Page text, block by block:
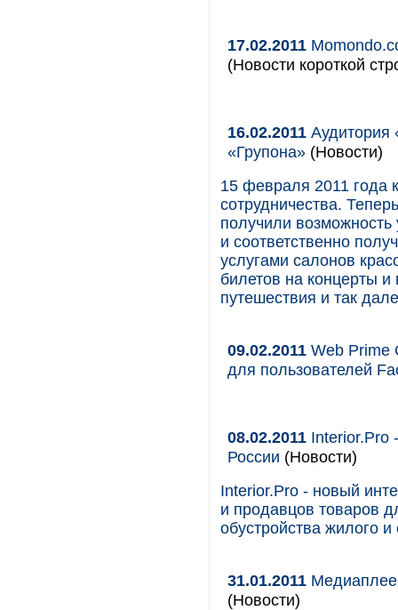
17.02.2011
(Новости короткой
16.02.2011 Аудитория
«Групона» (Новости)
15 февраля 2011 года
сотрудничества.
получили возможность
и соответственно
услугами салонов
билетов на концерты и
путешествия и так
09.02.2011 Web Prime
для пользователей
08.02.2011 Interior.Pro
России (Новости)
Interior.Pro - новый
и продавцов товаров
обустройства жилого
31.01.2011
(Новости)